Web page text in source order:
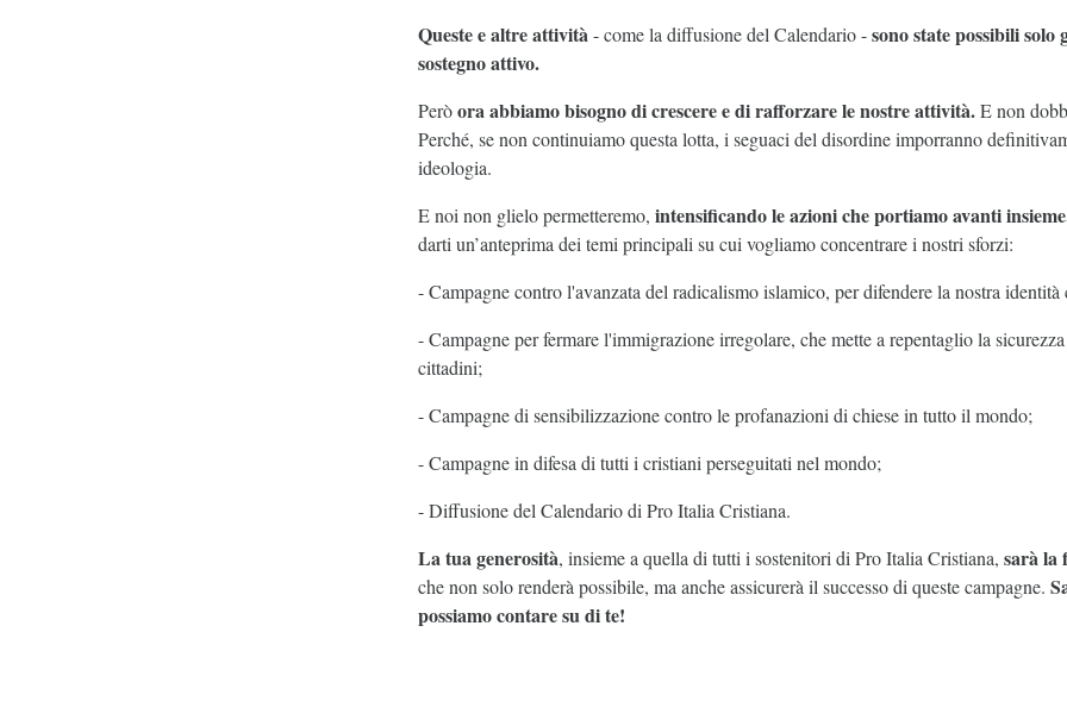
Queste e altre attività- come la diffusione del Calendario -sono state possibili solo
sostegno attivo.
Peròora abbiamo bisogno di crescere e di rafforzare le nostre attività.E non
Perché, se non continuiamo questa lotta, i seguaci del disordine imporranno
ideologia.
E noi non glielo permetteremo, intensificando le azioni che portiamo avanti
darti un’anteprima dei temi principali su cui vogliamo concentrare i nostri sforzi:
- Campagne contro l'avanzata del radicalismo islamico, per difendere la nostra identità
- Campagne per fermare l'immigrazione irregolare, che mette a repentaglio la
cittadini;
- Campagne di sensibilizzazione contro le profanazioni di chiese in tutto il mondo;
- Campagne in difesa di tutti i cristiani perseguitati nel mondo;
- Diffusione del Calendario di Pro Italia Cristiana.
La tua generosità, insieme a quella di tutti i sostenitori di Pro Italia Cristiana, sarà la
che non solo renderà possibile, ma anche assicurerà il successo di queste campagne.
possiamo contare su di te!